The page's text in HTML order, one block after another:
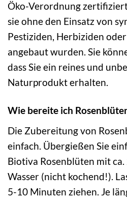
Öko-Verordnung
sie ohne den Einsatz von
Pestiziden, Herbiziden
angebaut wurden. Sie
dass Sie ein reines und
Naturprodukt erhalten.
Wie bereite ich
Die Zubereitung von
einfach. Übergießen Sie
Biotiva Rosenblüten mit
Wasser (nicht kochend!).
5-10 Minuten ziehen. Je